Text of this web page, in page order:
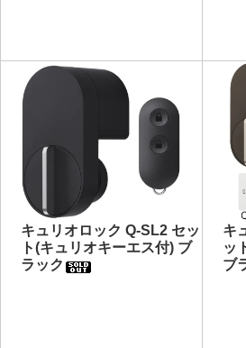
キュリオロック Q-SL2 セッ
ト(キュリオキーエス付) ブ
ラック
キ
ッ
ブ